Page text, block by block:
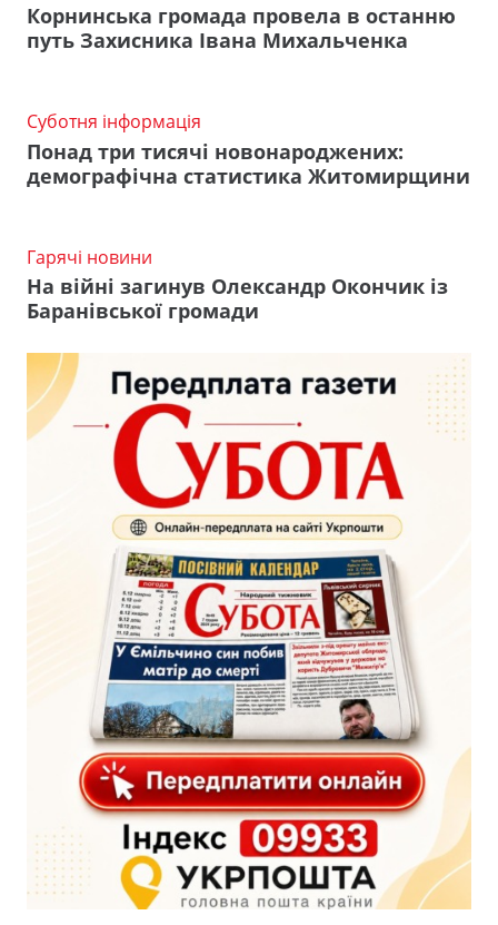
Корнинська громада провела в останню
путь Захисника Івана Михальченка
Суботня інформація
Понад три тисячі новонароджених:
демографічна статистика Житомирщини
Гарячі новини
На війні загинув Олександр Окончик із
Баранівської громади